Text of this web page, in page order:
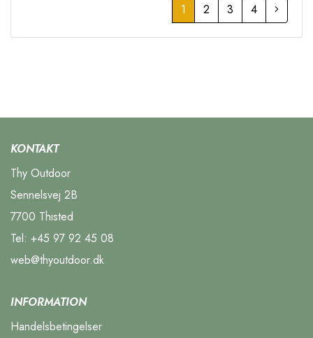
1
2 3 4
KONTAKT
Thy Outdoor
Sennelsvej 2B
7700 Thisted
Tel: +45 97 92 45 08
web@thyoutdoor.dk
INFORMATION
Handelsbetingelser